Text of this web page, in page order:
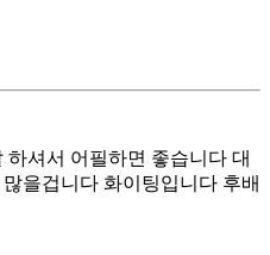
하셔서 어필하면 좋습니다 대
을겁니다 화이팅입니다 후배